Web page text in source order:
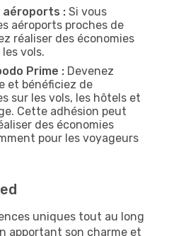
aéroports : Si vous
aéroports proches de
réaliser des économies
vols.
Prime : Devenez
et bénéficiez de
sur les vols, les hôtels et
Cette adhésion peut
des économies
pour les voyageurs
uniques tout au long
apportant son charme et